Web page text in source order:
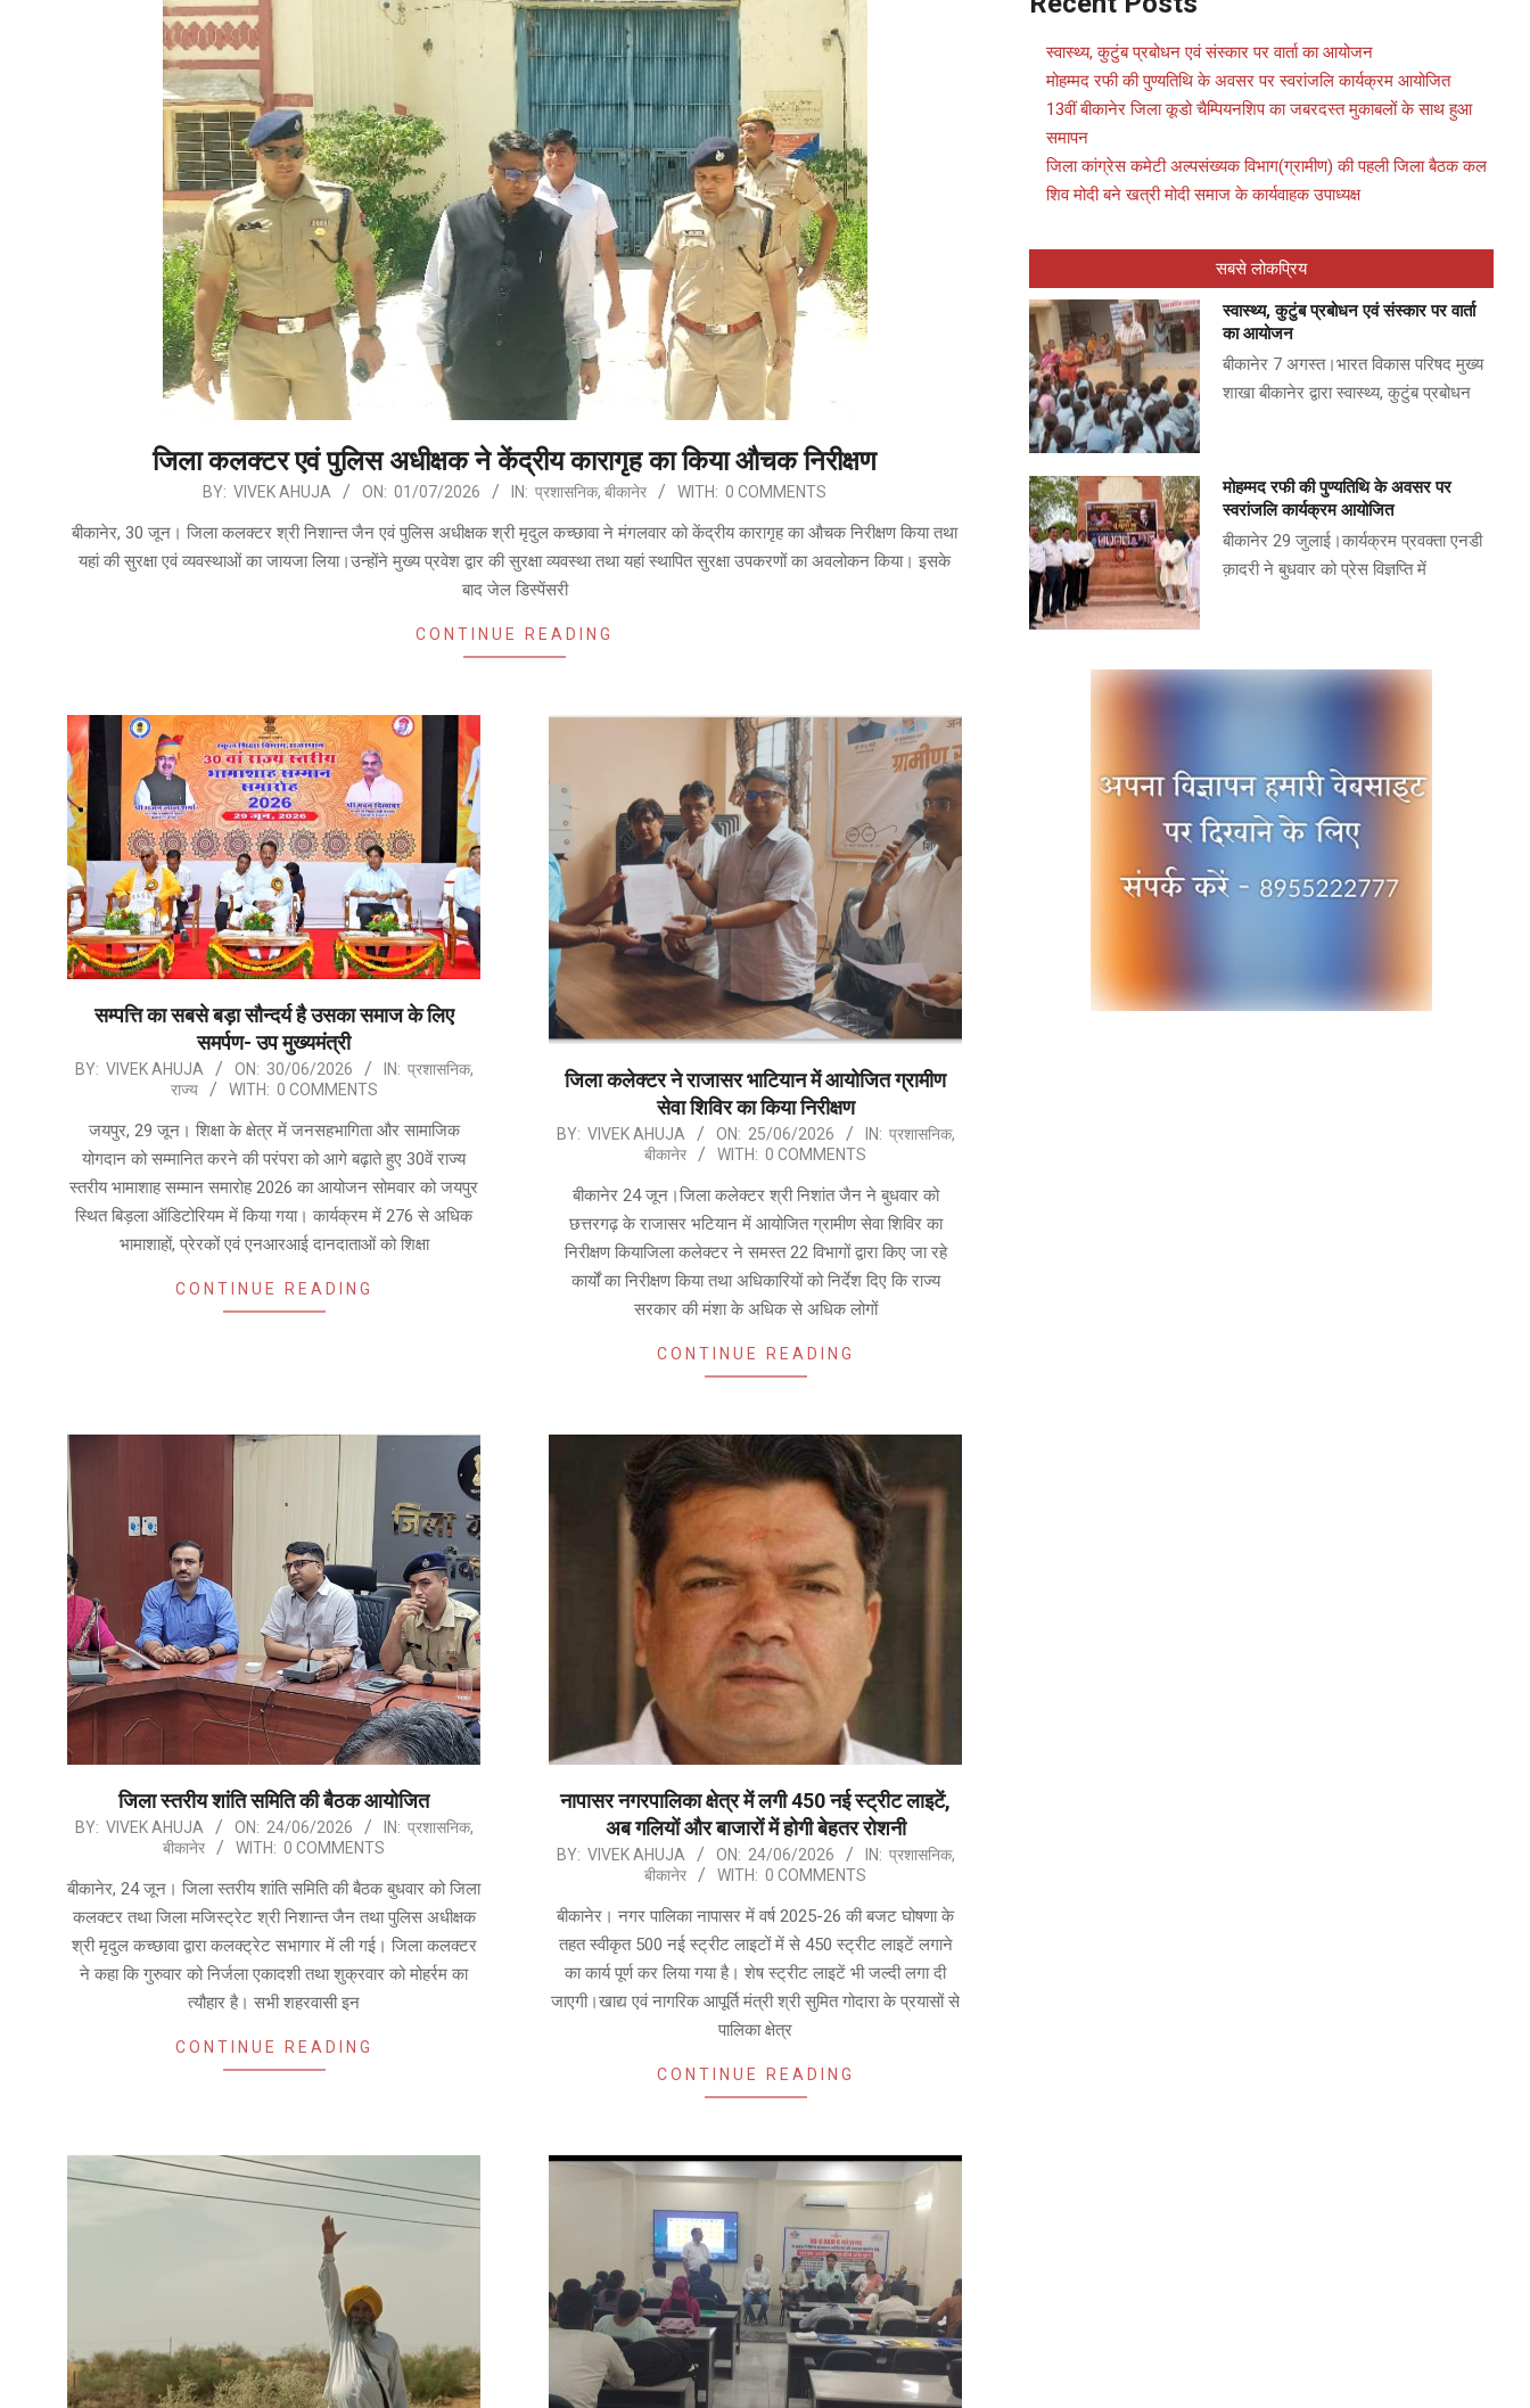
जिला कलक्टर एवं पुलिस अधीक्षक ने केंद्रीय कारागृह का किया औचक निरीक्षण
07-
BY: VIVEK AHUJA ON: 01/07/2026 IN: प्रशासनिक, बीकानेर WITH: 0 COMMENTS
बीकानेर, 30 जून। जिला कलक्टर श्री निशान्त जैन एवं पुलिस अधीक्षक श्री मृदुल कच्छावा ने मंगलवार को केंद्रीय कारागृह का औचक निरीक्षण किया तथा
यहां की सुरक्षा एवं व्यवस्थाओं का जायजा लिया।उन्होंने मुख्य प्रवेश द्वार की सुरक्षा व्यवस्था तथा यहां स्थापित सुरक्षा उपकरणों का अवलोकन किया। इसके
बाद जेल डिस्पेंसरी
CONTINUE READING
सम्पत्ति का सबसे बड़ा सौन्दर्य है उसका समाज के लिए
समर्पण- उप मुख्यमंत्री
2026-
BY: VIVEK AHUJA ON: 30/06/2026 IN: प्रशासनिक,
राज्य
WITH: 0 COMMENTS
जयपुर, 29 जून। शिक्षा के क्षेत्र में जनसहभागिता और सामाजिक
योगदान को सम्मानित करने की परंपरा को आगे बढ़ाते हुए 30वें राज्य
स्तरीय भामाशाह सम्मान समारोह 2026 का आयोजन सोमवार को जयपुर
स्थित बिड़ला ऑडिटोरियम में किया गया। कार्यक्रम में 276 से अधिक
भामाशाहों, प्रेरकों एवं एनआरआई दानदाताओं को शिक्षा
CONTINUE READING
जिला कलेक्टर ने राजासर भाटियान में आयोजित ग्रामीण
सेवा शिविर का किया निरीक्षण
2026-
BY: VIVEK AHUJA ON: 25/06/2026 IN: प्रशासनिक,
बीकानेर
WITH: 0 COMMENTS
बीकानेर 24 जून।जिला कलेक्टर श्री निशांत जैन ने बुधवार को
छत्तरगढ़ के राजासर भटियान में आयोजित ग्रामीण सेवा शिविर का
निरीक्षण कियाजिला कलेक्टर ने समस्त 22 विभागों द्वारा किए जा रहे
कार्यों का निरीक्षण किया तथा अधिकारियों को निर्देश दिए कि राज्य
सरकार की मंशा के अधिक से अधिक लोगों
CONTINUE READING
जिला स्तरीय शांति समिति की बैठक आयोजित
2026-
24
BY: VIVEK AHUJA ON: 24/06/2026 IN: प्रशासनिक,
बीकानेर
WITH: 0 COMMENTS
बीकानेर, 24 जून। जिला स्तरीय शांति समिति की बैठक बुधवार को जिला
कलक्टर तथा जिला मजिस्ट्रेट श्री निशान्त जैन तथा पुलिस अधीक्षक
श्री मृदुल कच्छावा द्वारा कलक्ट्रेट सभागार में ली गई। जिला कलक्टर
ने कहा कि गुरुवार को निर्जला एकादशी तथा शुक्रवार को मोहर्रम का
त्यौहार है। सभी शहरवासी इन
CONTINUE READING
नापासर नगरपालिका क्षेत्र में लगी 450 नई स्ट्रीट लाइटें,
अब गलियों और बाजारों में होगी बेहतर रोशनी
2026-
24
BY: VIVEK AHUJA ON: 24/06/2026 IN: प्रशासनिक,
बीकानेर
WITH: 0 COMMENTS
बीकानेर। नगर पालिका नापासर में वर्ष 2025-26 की बजट घोषणा के
तहत स्वीकृत 500 नई स्ट्रीट लाइटों में से 450 स्ट्रीट लाइटें लगाने
का कार्य पूर्ण कर लिया गया है। शेष स्ट्रीट लाइटें भी जल्दी लगा दी
जाएगी।खाद्य एवं नागरिक आपूर्ति मंत्री श्री सुमित गोदारा के प्रयासों से
पालिका क्षेत्र
CONTINUE READING
स्वास्थ्य, कुटुंब प्रबोधन एवं संस्कार पर वार्ता का आयोजन
मोहम्मद रफी की पुण्यतिथि के अवसर पर स्वरांजलि कार्यक्रम आयोजित
13वीं बीकानेर जिला कूडो चैम्पियनशिप का जबरदस्त मुकाबलों के साथ हुआ
समापन
जिला कांग्रेस कमेटी अल्पसंख्यक विभाग(ग्रामीण) की पहली जिला बैठक कल
शिव मोदी बने खत्री मोदी समाज के कार्यवाहक उपाध्यक्ष
सबसे लोकप्रिय
स्वास्थ्य, कुटुंब प्रबोधन एवं संस्कार पर वार्ता
का आयोजन
बीकानेर 7 अगस्त।भारत विकास परिषद मुख्य
शाखा बीकानेर द्वारा स्वास्थ्य, कुटुंब प्रबोधन
मोहम्मद रफी की पुण्यतिथि के अवसर पर
स्वरांजलि कार्यक्रम आयोजित
बीकानेर 29 जुलाई।कार्यक्रम प्रवक्ता एनडी
क़ादरी ने बुधवार को प्रेस विज्ञप्ति में